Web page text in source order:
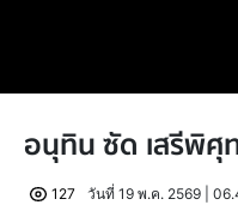
อนุทิน ซัด เสรีพิศุ
127
วันที่ 19 พ.ค. 2569 |